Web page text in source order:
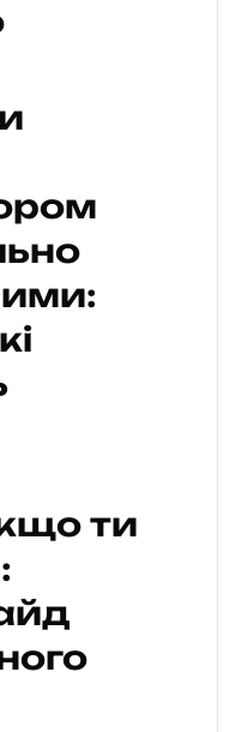
ти